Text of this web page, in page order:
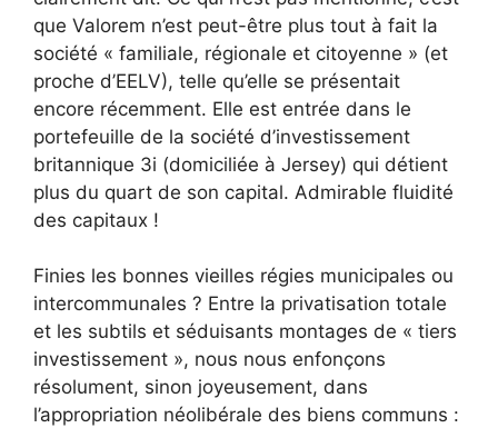
que Valorem n’est peut-être plus tout à fait la
société « familiale, régionale et citoyenne » (et
proche d’EELV), telle qu’elle se présentait
encore récemment. Elle est entrée dans le
portefeuille de la société d’investissement
britannique 3i (domiciliée à Jersey) qui détient
plus du quart de son capital. Admirable fluidité
des capitaux !
Finies les bonnes vieilles régies municipales ou
intercommunales ? Entre la privatisation totale
et les subtils et séduisants montages de « tiers
investissement », nous nous enfonçons
résolument, sinon joyeusement, dans
l’appropriation néolibérale des biens communs :